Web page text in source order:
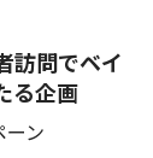
訪問でベイ
る企画
ーン